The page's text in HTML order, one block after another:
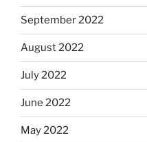
September 2022
August 2022
July 2022
June 2022
May 2022